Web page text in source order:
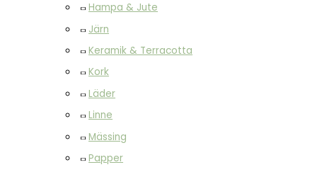
Hampa & Jute
Järn
Keramik & Terracotta
Kork
Läder
Linne
Mässing
Papper